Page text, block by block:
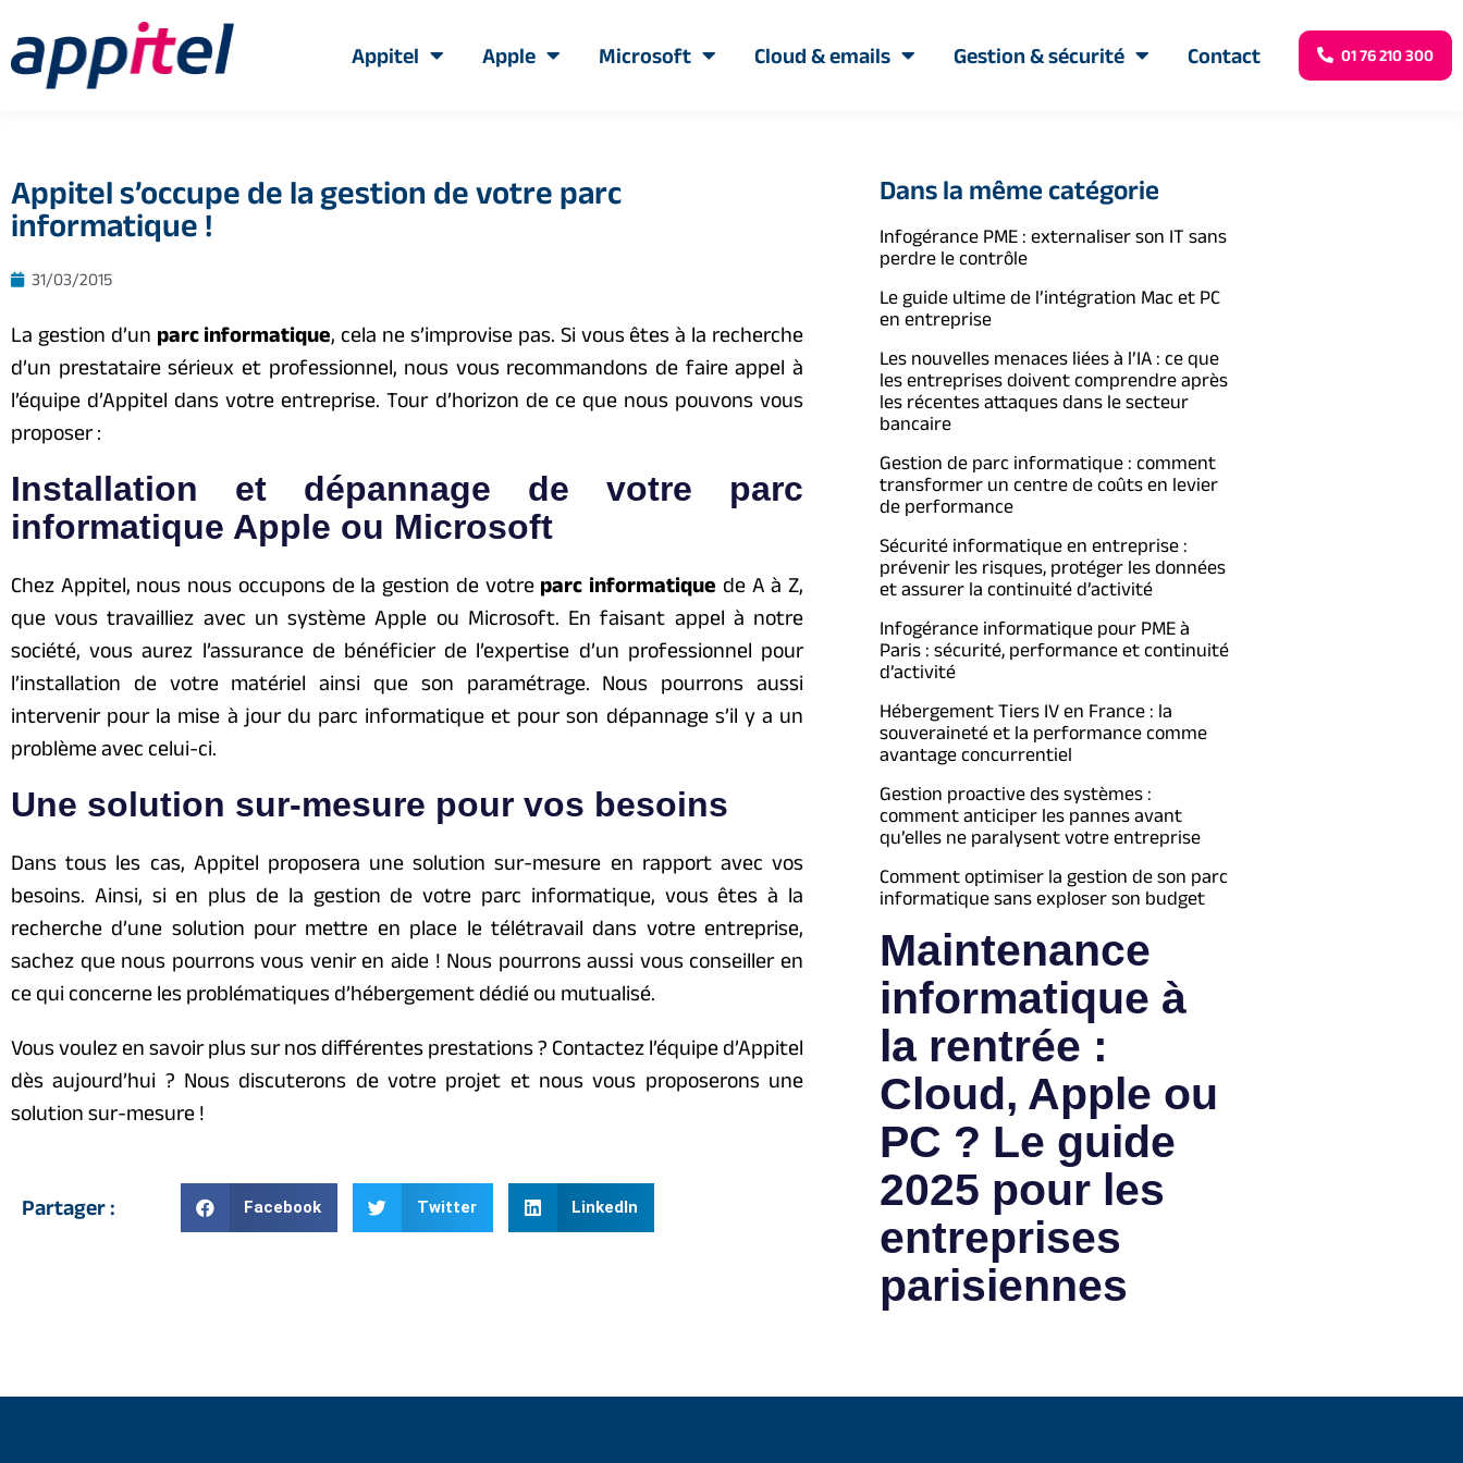
Appitel Apple Microsoft Cloud & emails Gestion & sécurité Contact 01 76 210 300
Appitel s’occupe de la gestion de votre parc
informatique !
31/03/2015
La gestion d’un parc informatique, cela ne s’improvise pas. Si vous êtes à la recherche
d’un prestataire sérieux et professionnel, nous vous recommandons de faire appel à
l’équipe d’Appitel dans votre entreprise. Tour d’horizon de ce que nous pouvons vous
proposer :
Installation et dépannage de votre parc
informatique Apple ou Microsoft
Chez Appitel, nous nous occupons de la gestion de votre parc informatique de A à Z,
que vous travailliez avec un système Apple ou Microsoft. En faisant appel à notre
société, vous aurez l’assurance de bénéficier de l’expertise d’un professionnel pour
l’installation de votre matériel ainsi que son paramétrage. Nous pourrons aussi
intervenir pour la mise à jour du parc informatique et pour son dépannage s’il y a un
problème avec celui-ci.
Une solution sur-mesure pour vos besoins
Dans tous les cas, Appitel proposera une solution sur-mesure en rapport avec vos
besoins. Ainsi, si en plus de la gestion de votre parc informatique, vous êtes à la
recherche d’une solution pour mettre en place le télétravail dans votre entreprise,
sachez que nous pourrons vous venir en aide ! Nous pourrons aussi vous conseiller en
ce qui concerne les problématiques d’hébergement dédié ou mutualisé.
Vous voulez en savoir plus sur nos différentes prestations ? Contactez l’équipe d’Appitel
dès aujourd’hui ? Nous discuterons de votre projet et nous vous proposerons une
solution sur-mesure !
Partager : Facebook Twitter LinkedIn
Dans la même catégorie
Infogérance PME : externaliser son IT sans
perdre le contrôle
Le guide ultime de l’intégration Mac et PC
en entreprise
Les nouvelles menaces liées à l’IA : ce que
les entreprises doivent comprendre après
les récentes attaques dans le secteur
bancaire
Gestion de parc informatique : comment
transformer un centre de coûts en levier
de performance
Sécurité informatique en entreprise :
prévenir les risques, protéger les données
et assurer la continuité d’activité
Infogérance informatique pour PME à
Paris : sécurité, performance et continuité
d’activité
Hébergement Tiers IV en France : la
souveraineté et la performance comme
avantage concurrentiel
Gestion proactive des systèmes :
comment anticiper les pannes avant
qu’elles ne paralysent votre entreprise
Comment optimiser la gestion de son parc
informatique sans exploser son budget
Maintenance
informatique à
la rentrée :
Cloud, Apple ou
PC ? Le guide
2025 pour les
entreprises
parisiennes